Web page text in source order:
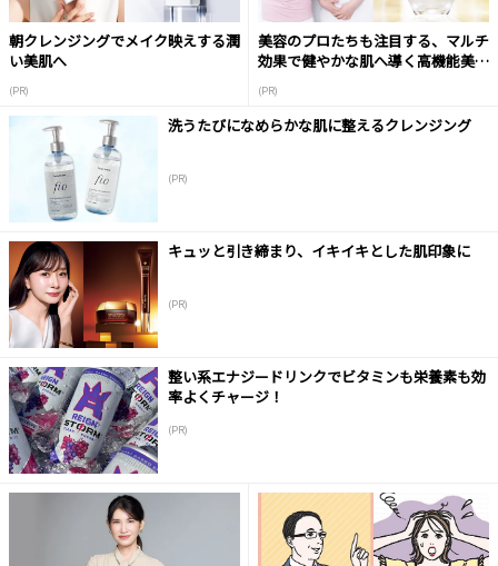
朝クレンジングでメイク映えする潤
い美肌へ
(PR)
美容のプロたちも注目する、マルチ
効果で健やかな肌へ導く高機能美容
(PR)
洗うたびになめらかな肌に整えるクレンジング
(PR)
キュッと引き締まり、イキイキとした肌印象に
(PR)
整い系エナジードリンクでビタミンも栄養素も効
率よくチャージ！
(PR)